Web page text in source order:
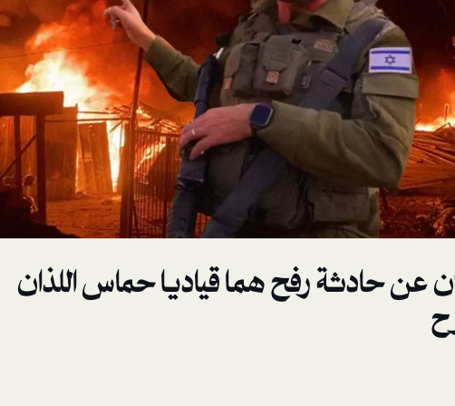
عن حادثة رفح همـا قياديـا حماس اللذان